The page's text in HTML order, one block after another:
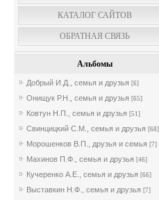
КАТАЛОГ САЙТОВ
ОБРАТНАЯ СВЯЗЬ
Альбомы
Добрый И.Д., семья и друзья [6]
Онищук Р.Н., семья и друзья [65]
Ковтун Н.П., семья и друзья [51]
Свинцицкий С.М., семья и друзья [68]
Морошенков В.П., друзья и семья [7]
Махинов П.Ф., семья и друзья [46]
Кучеренко А.Е., семья и друзья [66]
Выставкин Н.Ф., семья и друзья [7]